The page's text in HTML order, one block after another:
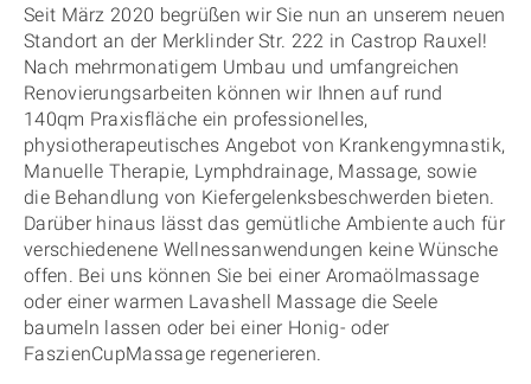
Seit März 2020 begrüßen wir Sie nun an unserem neuen
Standort an der Merklinder Str. 222 in Castrop Rauxel!
Nach mehrmonatigem Umbau und umfangreichen
Renovierungsarbeiten können wir Ihnen auf rund
140qm Praxisfläche ein professionelles,
physiotherapeutisches Angebot von Krankengymnastik,
Manuelle Therapie, Lymphdrainage, Massage, sowie
die Behandlung von Kiefergelenksbeschwerden bieten.
Darüber hinaus lässt das gemütliche Ambiente auch für
verschiedenene Wellnessanwendungen keine Wünsche
offen. Bei uns können Sie bei einer Aromaölmassage
oder einer warmen Lavashell Massage die Seele
baumeln lassen oder bei einer Honig- oder
FaszienCupMassage regenerieren.